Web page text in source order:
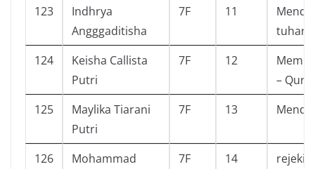
123
Indhrya
Angggaditisha
7F 11
tuhan
124
Keisha Callista
Putri
7F 12
–
125
Maylika Tiarani
Putri
7F 13
126
Mohammad
7F 14 rejeki